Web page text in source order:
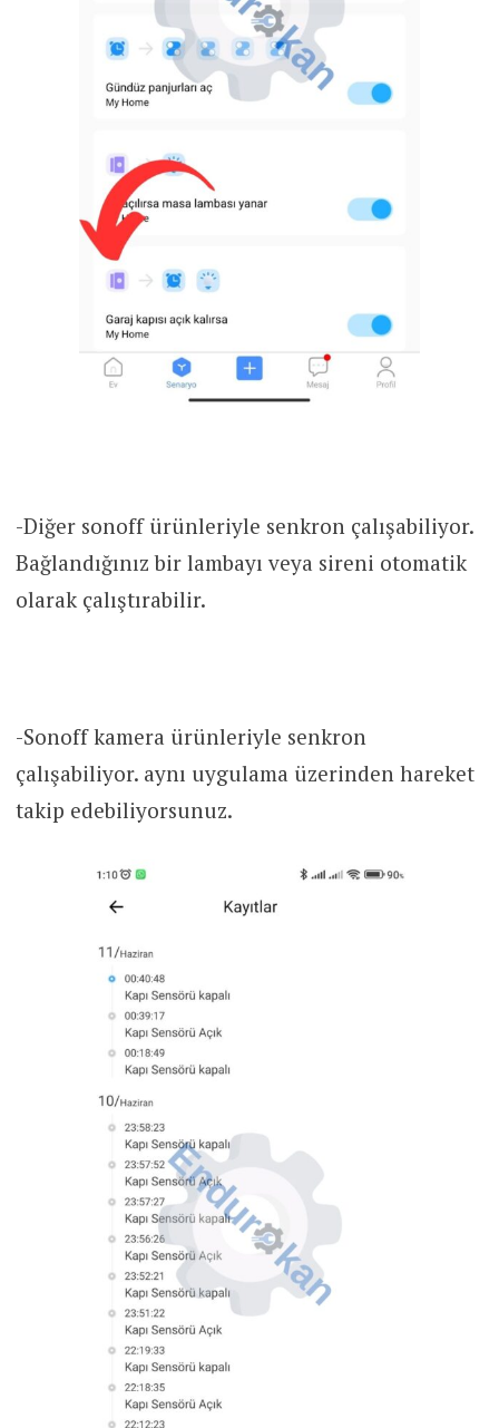
-Diğer sonoff ürünleriyle senkron çalışabiliyor.
Bağlandığınız bir lambayı veya sireni otomatik
olarak çalıştırabilir.
-Sonoff kamera ürünleriyle senkron
çalışabiliyor. aynı uygulama üzerinden hareket
takip edebiliyorsunuz.